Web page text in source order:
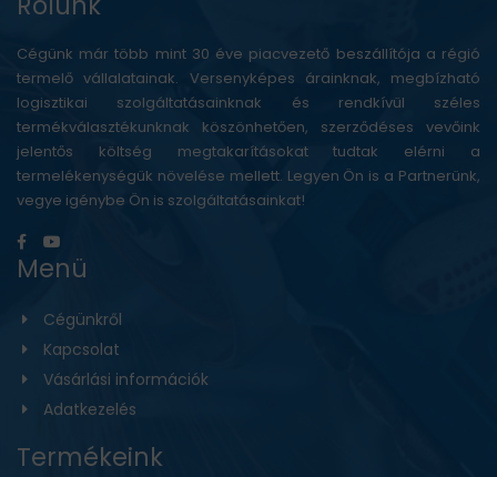
Cégünk már több mint 30 éve piacvezető beszállítója a régió
termelő vállalatainak. Versenyképes árainknak, megbízható
logisztikai szolgáltatásainknak és rendkívül széles
termékválasztékunknak köszönhetően, szerződéses vevőink
jelentős költség megtakarításokat tudtak elérni a
termelékenységük növelése mellett. Legyen Ön is a Partnerünk,
vegye igénybe Ön is szolgáltatásainkat!
Menü
Cégünkről
Kapcsolat
Vásárlási információk
Adatkezelés
Termékeink